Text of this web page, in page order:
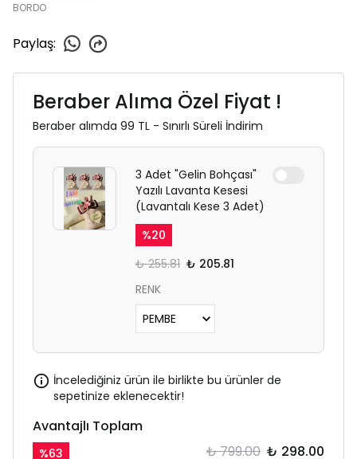
BORDO
Paylaş:
Beraber Alıma Özel Fiyat !
Beraber alımda 99 TL - Sınırlı Süreli İndirim
3 Adet "Gelin Bohçası"
Yazılı Lavanta Kesesi
(Lavantalı Kese 3 Adet)
%20
₺ 255.81 ₺ 205.81
RENK
İncelediğiniz ürün ile birlikte bu ürünler de
sepetinize eklenecektir!
Avantajlı Toplam
%63 ₺ 799.00 ₺ 298.00